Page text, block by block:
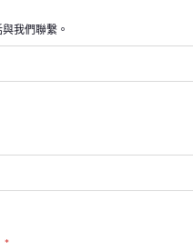
我們聯繫。
*